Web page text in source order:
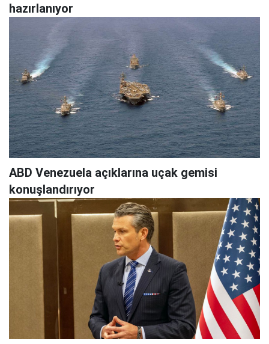
hazırlanıyor
ABD Venezuela açıklarına uçak gemisi
konuşlandırıyor